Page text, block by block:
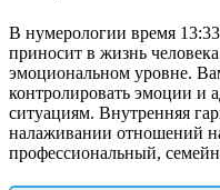
В нумерологии время
приносит в жизнь
эмоциональном уровне.
контролировать эмоции и
ситуациям. Внутренняя
налаживании отношений
профессиональный,